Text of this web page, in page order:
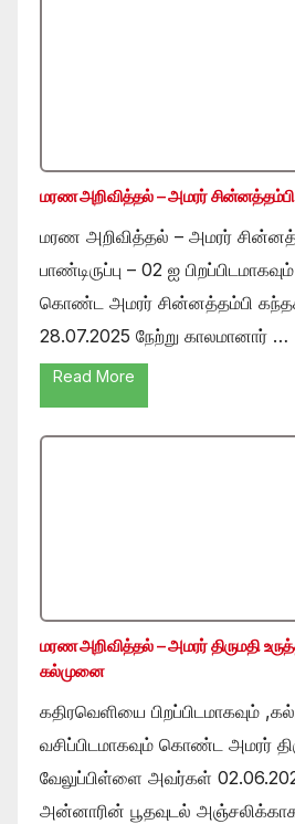
மரண அறிவித்தல் – அமரர் சின்னத்தம்பி
மரண அறிவித்தல் – அமரர்
பாண்டிருப்பு – 02 ஐ
கொண்ட அமரர் சின்னத்தம்பி
28.07.2025 நேற்று காலமானார் …
Read More
மரண அறிவித்தல் – அமரர் திருமதி
கல்முனை
கதிரவெளியை பிறப்பிடமாகவும்
வசிப்பிடமாகவும் கொண்ட அமரர்
வேலுப்பிள்ளை அவர்கள்
அன்னாரின் பூதவுடல்